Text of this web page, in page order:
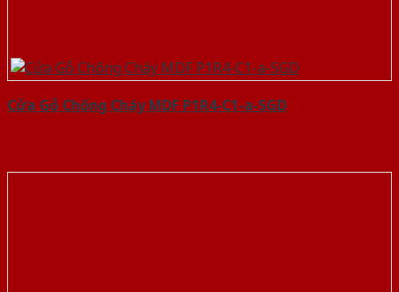
Cửa Gỗ Chống Cháy MDF P1R4-C1-a-SGD